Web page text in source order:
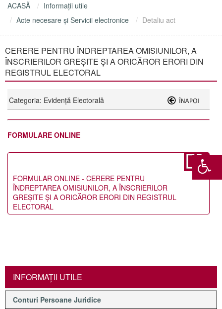
ACASĂ
Informaţii utile
Acte necesare şi Servicii electronice
Detaliu act
CERERE PENTRU ÎNDREPTAREA OMISIUNILOR, A
ÎNSCRIERILOR GREŞITE ŞI A ORICĂROR ERORI DIN
REGISTRUL ELECTORAL
Categoria: Evidență Electorală
FORMULARE ONLINE
FORMULAR ONLINE - CERERE PENTRU
ÎNDREPTAREA OMISIUNILOR, A ÎNSCRIERILOR
GREŞITE ŞI A ORICĂROR ERORI DIN REGISTRUL
ELECTORAL
INFORMAŢII UTILE
Conturi Persoane Juridice